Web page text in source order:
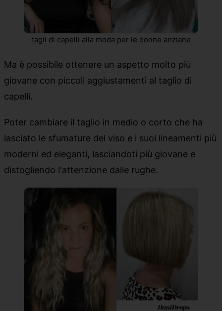
tagli di capelli alla moda per le donne anziane
Ma è possibile ottenere un aspetto molto più
giovane con piccoli aggiustamenti al taglio di
capelli.
Poter cambiare il taglio in medio o corto che ha
lasciato le sfumature del viso e i suoi lineamenti più
moderni ed eleganti, lasciandoti più giovane e
distogliendo l'attenzione dalle rughe.